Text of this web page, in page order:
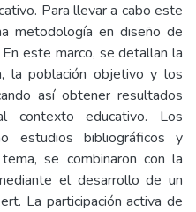
Para llevar a cabo este
metodología en diseño de
este marco, se detallan la
la población objetivo y los
así obtener resultados
contexto educativo. Los
estudios bibliográficos y
se combinaron con la
el desarrollo de un
La participación activa de